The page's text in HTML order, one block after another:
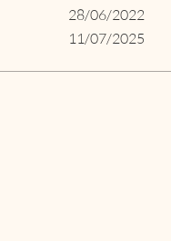
28/06/2022
11/07/2025